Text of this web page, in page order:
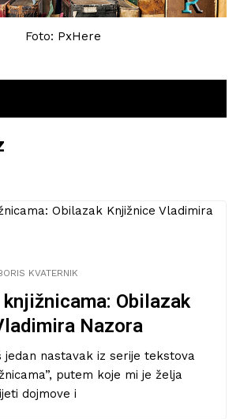
Foto: PxHere
KVATERNIK
Obilazak
Nazora
jedan nastavak iz serije tekstova
putem koje mi je želja
dojmove i